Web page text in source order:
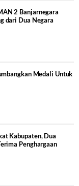
2 Banjarnegara
dari Dua Negara
Medali Untuk
Kabupaten, Dua
Penghargaan